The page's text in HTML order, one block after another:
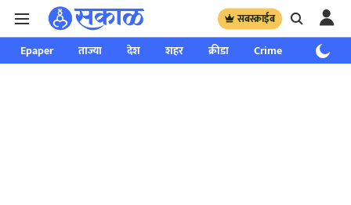
सबस्क्राईब
Epaper ताज्या देश शहर क्रीडा Crime साप्ताहिक